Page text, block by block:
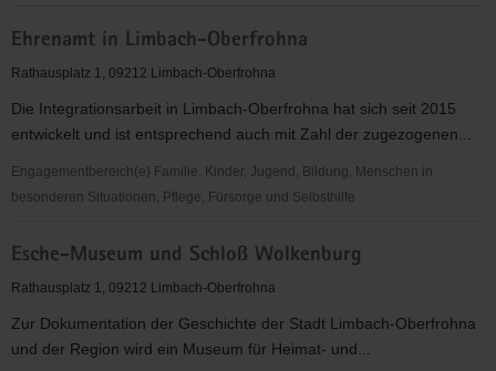
Chemnitzer
Land
Ehrenamt in Limbach-Oberfrohna
Rathausplatz 1, 09212 Limbach-Oberfrohna
Die Integrationsarbeit in Limbach-Oberfrohna hat sich seit 2015
entwickelt und ist entsprechend auch mit Zahl der zugezogenen...
Engagementbereich(e) Familie, Kinder, Jugend, Bildung, Menschen in
besonderen Situationen, Pflege, Fürsorge und Selbsthilfe
in
Limbach-
Esche-Museum und Schloß Wolkenburg
Rathausplatz 1, 09212 Limbach-Oberfrohna
Zur Dokumentation der Geschichte der Stadt Limbach-Oberfrohna
und der Region wird ein Museum für Heimat- und...